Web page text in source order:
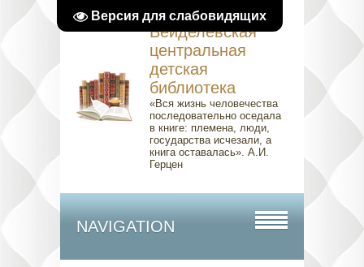
Версия для слабовидящих
Вейделевская
центральная
детская
библиотека
«Вся жизнь человечества
последовательно оседала
в книге: племена, люди,
государства исчезали, а
книга оставалась». А.И.
Герцен
NAVIGATION